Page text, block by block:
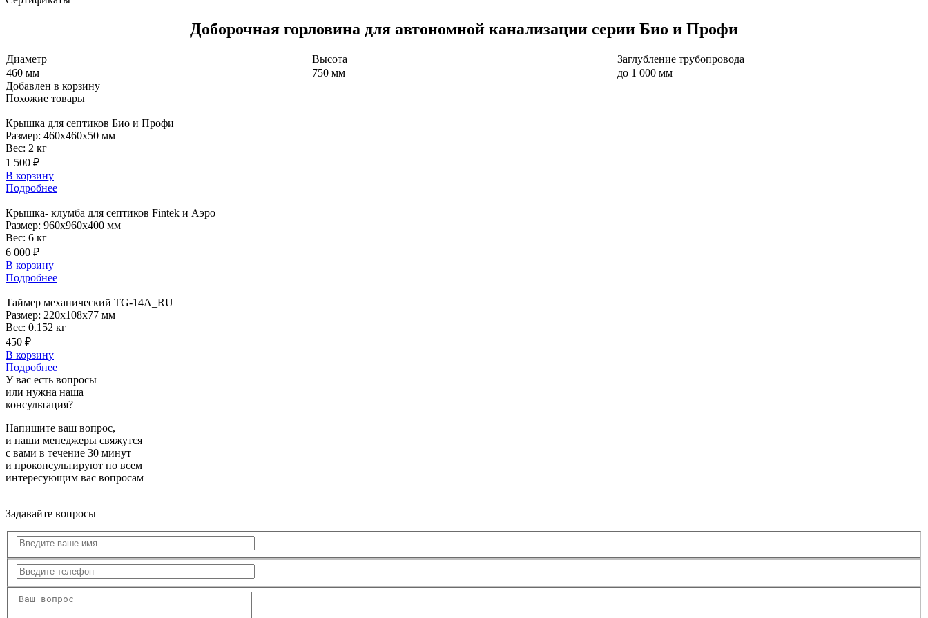
Доборочная горловина для автономной канализации серии Био и Профи
Диаметр Высота
Заглубление трубопровода
460 мм
750 мм
до 1 000 мм
Добавлен в корзину
Похожие товары
Крышка для септиков Био и Профи
Размер: 460x460x50 мм
Вес: 2 кг
1 500 ₽
В корзину
Подробнее
Крышка- клумба для септиков Fintek и Аэро
Размер: 960x960x400 мм
Вес: 6 кг
6 000 ₽
В корзину
Подробнее
Таймер механический TG-14A_RU
Размер: 220x108x77 мм
Вес: 0.152 кг
450 ₽
В корзину
Подробнее
У вас есть вопросы
или нужна наша
консультация?
Напишите ваш вопрос,
и наши менеджеры свяжутся
с вами в течение 30 минут
и проконсультируют по всем
интересующим вас вопросам
Задавайте вопросы